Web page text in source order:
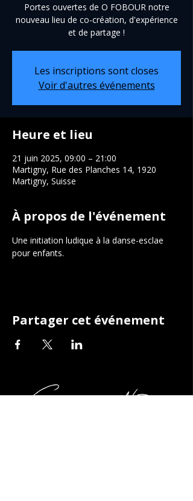
Portes ouvertes de O FOBOUR notre
nouveau lieu de co-création, d'expérience
et de partage !
Les inscriptions sont closes
Voir d'autres événements
Heure et lieu
21 juin 2025, 09:00 – 21:00
Martigny, Rue des Planches 14, 1920
Martigny, Suisse
À propos de l'événement
Une initiation ludique à la danse-esclae
pour enfants.
Partager cet événement